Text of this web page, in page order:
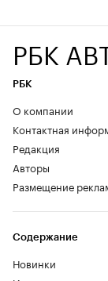
Минимум
покупали
от Lada
минивэна SKM M7
Autonews.ru
минивэны и
марки SKM
покупка